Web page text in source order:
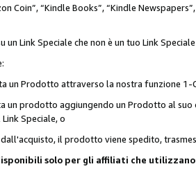
Coin”, “Kindle Books”, “Kindle
Link Speciale che non è un tuo Link
un Prodotto attraverso la nostra funzione 1-
un prodotto aggiungendo un Prodotto al
Speciale, o
il prodotto viene spedito,
solo per gli affiliati che